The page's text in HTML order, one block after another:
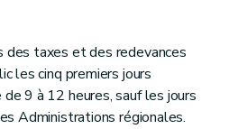
des taxes et des redevances
les cinq premiers jours
9 à 12 heures, sauf les jours
Administrations régionales.